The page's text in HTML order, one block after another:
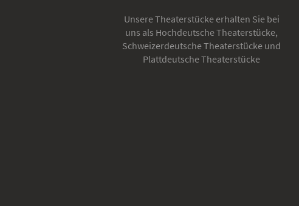
Unsere Theaterstücke erhalten Sie bei
uns als Hochdeutsche Theaterstücke,
Schweizerdeutsche Theaterstücke und
Plattdeutsche Theaterstücke